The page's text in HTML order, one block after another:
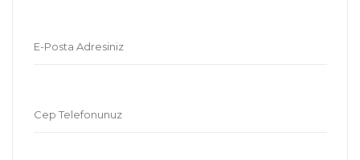
E-Posta Adresiniz
Cep Telefonunuz